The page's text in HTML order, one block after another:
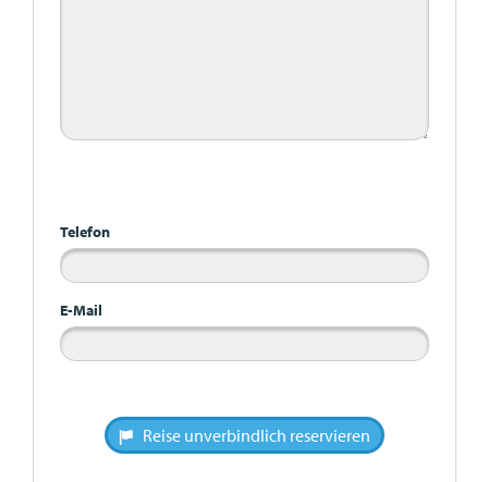
Telefon
E-Mail
Reise unverbindlich reservieren